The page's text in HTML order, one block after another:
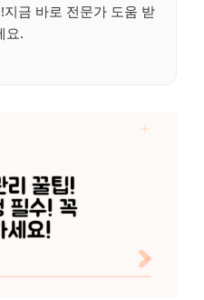
금 바로 전문가 도움 받
요.